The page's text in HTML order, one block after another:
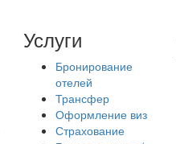
Услуги
Бронирование
отелей
Трансфер
Оформление виз
Страхование